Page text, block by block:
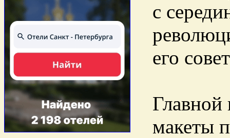
с
его
Главной
макеты